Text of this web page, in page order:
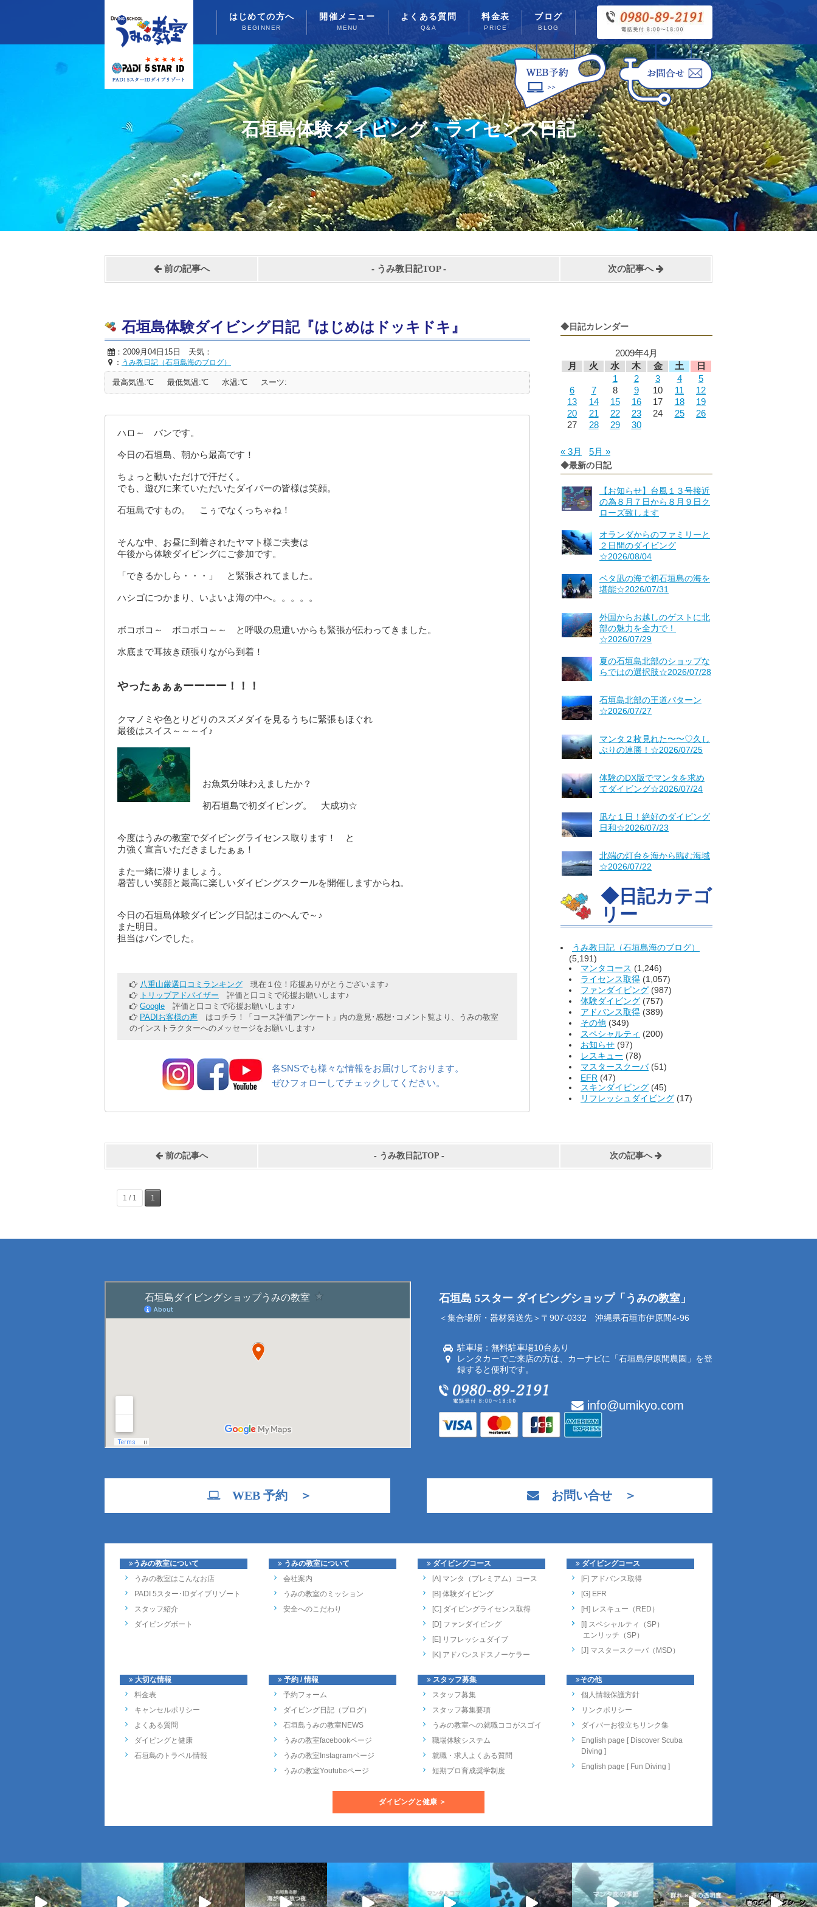
はじめての方へ
BEGINNER
開催メニュー
MENU
よくある質問
Q&A
料金表
PRICE
ブログ
BLOG
石垣島体験ダイビング・ライセンス日記
前の記事へ - うみ教日記TOP- 次の記事へ
◆日記カレンダー
2009年4月
月
火 水 木 金 土
日
1
2 3 4
5
6
7 8 9 10 11
12
13
14 15 16 17 18
19
20
21 22 23 24 25
26
27
28 29 30
« 3月 5月 »
◆最新の日記
【お知らせ】台風１３号接近
の為８月７日から８月９日ク
ローズ致します
オランダからのファミリーと
２日間のダイビング
☆2026/08/04
ベタ凪の海で初石垣島の海を
堪能☆2026/07/31
外国からお越しのゲストに北
部の魅力を全力で！
☆2026/07/29
夏の石垣島北部のショップな
らではの選択肢☆2026/07/28
石垣島北部の王道パターン
☆2026/07/27
マンタ２枚見れた〜〜♡久し
ぶりの連勝！☆2026/07/25
体験のDX版でマンタを求め
てダイビング☆2026/07/24
凪な１日！絶好のダイビング
日和☆2026/07/23
北端の灯台を海から臨む海域
☆2026/07/22
◆日記カテゴ
リー
うみ教日記（石垣島海のブログ）
(5,191)
マンタコース (1,246)
ライセンス取得 (1,057)
ファンダイビング (987)
体験ダイビング (757)
アドバンス取得 (389)
その他 (349)
スペシャルティ (200)
お知らせ (97)
レスキュー (78)
マスタースクーバ(51)
EFR (47)
スキンダイビング (45)
リフレッシュダイビング (17)
石垣島体験ダイビング日記『はじめはドッキドキ』
：2009月04日15日 天気：
： うみ教日記（石垣島海のブログ）
最高気温:℃ 最低気温:℃ 水温:℃ スーツ:
ハロ～ バンです。
今日の石垣島、朝から最高です！
ちょっと動いただけで汗だく。
でも、遊びに来ていただいたダイバーの皆様は笑顔。
石垣島ですもの。 こぅでなくっちゃね！
そんな中、お昼に到着されたヤマト様ご夫妻は
午後から体験ダイビングにご参加です。
「できるかしら・・・」 と緊張されてました。
ハシゴにつかまり、いよいよ海の中へ。。。。。
ボコボコ～ ボコボコ～～ と呼吸の息遣いからも緊張が伝わってきました。
水底まで耳抜き頑張りながら到着！
やったぁぁぁーーーー！！！
クマノミや色とりどりのスズメダイを見るうちに緊張もほぐれ
最後はスイス～～～イ♪
お魚気分味わえましたか？
初石垣島で初ダイビング。 大成功☆
今度はうみの教室でダイビングライセンス取ります！ と
力強く宣言いただきましたぁぁ！
また一緒に潜りましょう。
暑苦しい笑顔と最高に楽しいダイビングスクールを開催しますからね。
今日の石垣島体験ダイビング日記はこのへんで～♪
また明日。
担当はバンでした。
八重山厳選口コミランキング 現在１位！応援ありがとうございます♪
トリップアドバイザー 評価と口コミで応援お願いします♪
Google 評価と口コミで応援お願いします♪
PADIお客様の声 はコチラ！「コース評価アンケート」内の意見･感想･コメント覧より、うみの教室
のインストラクターへのメッセージをお願いします♪
各SNSでも様々な情報をお届けしております。
ぜひフォローしてチェックしてください。
前の記事へ - うみ教日記TOP- 次の記事へ
1 / 1 1
石垣島 5スター ダイビングショップ「うみの教室」
＜集合場所・器材発送先＞〒907-0332 沖縄県石垣市伊原間4-96
駐車場：無料駐車場10台あり
レンタカーでご来店の方は、カーナビに「石垣島伊原間農園」を登
録すると便利です。
info@umikyo.com
WEB 予約 ＞ お問い合せ ＞
うみの教室について
うみの教室はこんなお店
PADI 5スター･IDダイブリゾート
スタッフ紹介
ダイビングボート
大切な情報
料金表
キャンセルポリシー
よくある質問
ダイビングと健康
石垣島のトラベル情報
うみの教室について
会社案内
うみの教室のミッション
安全へのこだわり
予約 / 情報
予約フォーム
ダイビング日記（ブログ）
石垣島うみの教室NEWS
うみの教室facebookページ
うみの教室Instagramページ
うみの教室Youtubeページ
ダイビングコース
[A] マンタ（プレミアム）コース
[B] 体験ダイビング
[C] ダイビングライセンス取得
[D] ファンダイビング
[E] リフレッシュダイブ
[K] アドバンスドスノーケラー
スタッフ募集
スタッフ募集
スタッフ募集要項
うみの教室への就職ココがスゴイ
職場体験システム
就職・求人よくある質問
短期プロ育成奨学制度
ダイビングコース
[F] アドバンス取得
[G] EFR
[H] レスキュー（RED）
[I] スペシャルティ（SP）
エンリッチ（SP）
[J] マスタースクーバ（MSD）
その他
個人情報保護方針
リンクポリシー
ダイバーお役立ちリンク集
English page [ Discover Scuba
Diving ]
English page [ Fun Diving ]
ダイビングと健康 ＞